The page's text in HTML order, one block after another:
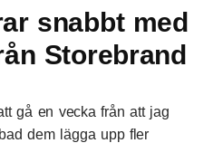
snabbt med
Storebrand
gå en veckafrån att jag
dem lägga upp fler